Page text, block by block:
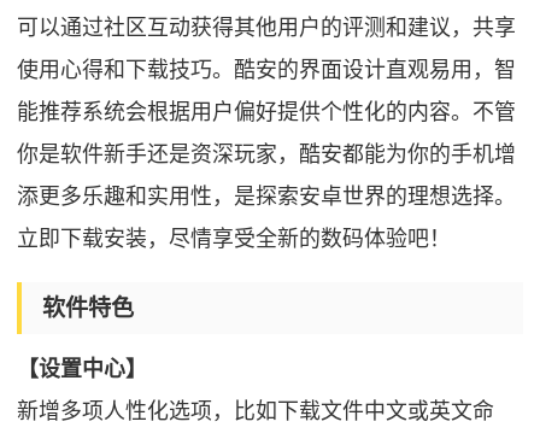
可以通过社区互动获得其他用户的评测和建议，共享
使用心得和下载技巧。酷安的界面设计直观易用，智
能推荐系统会根据用户偏好提供个性化的内容。不管
你是软件新手还是资深玩家，酷安都能为你的手机增
添更多乐趣和实用性，是探索安卓世界的理想选择。
立即下载安装，尽情享受全新的数码体验吧！
软件特色
【设置中心】
新增多项人性化选项，比如下载文件中文或英文命